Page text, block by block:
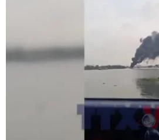
Giải đua xe Công thức 1: